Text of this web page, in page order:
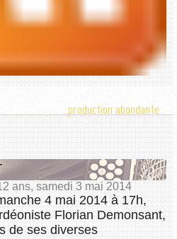
production abondante
ans, samedi 3 mai 2014
4 mai 2014 à 17h,
Florian Demonsant,
de ses diverses